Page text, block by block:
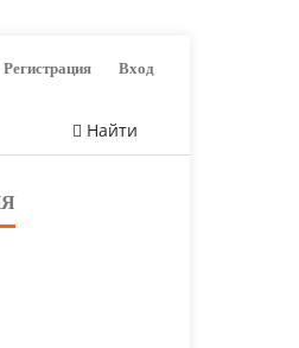
Найти
Регистрация Вход